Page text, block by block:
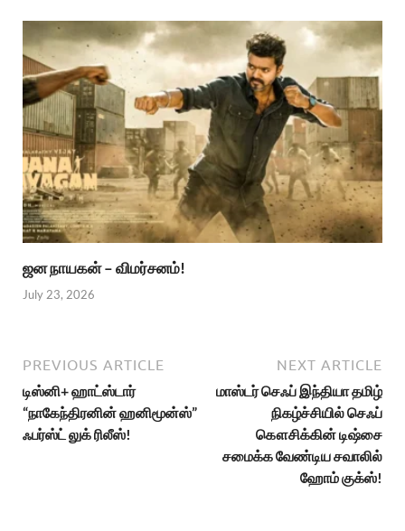
ஜன நாயகன் – விமர்சனம்!
July 23, 2026
PREVIOUS ARTICLE
டிஸ்னி+ ஹாட்ஸ்டார்
“நாகேந்திரனின் ஹனிமூன்ஸ்”
ஃபர்ஸ்ட் லுக் ரிலீஸ்!
NEXT ARTICLE
மாஸ்டர் செஃப் இந்தியா தமிழ்
நிகழ்ச்சியில் செஃப்
கௌசிக்கின் டிஷ்சை
சமைக்க வேண்டிய சவாலில்
ஹோம் குக்ஸ்!